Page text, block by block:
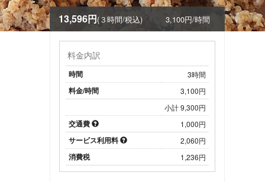
13,596円(３時間/税込) 3,100円/時間
料金内訳
時間 3時間
料金/時間
3,100円
小計 9,300円
交通費 1,000円
サービス利用料 2,060円
消費税 1,236円